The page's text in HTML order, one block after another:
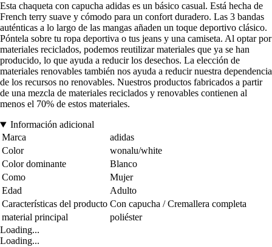
Esta chaqueta con capucha adidas es un básico casual. Está hecha de
French terry suave y cómodo para un confort duradero. Las 3 bandas
auténticas a lo largo de las mangas añaden un toque deportivo clásico.
Póntela sobre tu ropa deportiva o tus jeans y una camiseta. Al optar por
materiales reciclados, podemos reutilizar materiales que ya se han
producido, lo que ayuda a reducir los desechos. La elección de
materiales renovables también nos ayuda a reducir nuestra dependencia
de los recursos no renovables. Nuestros productos fabricados a partir
de una mezcla de materiales reciclados y renovables contienen al
menos el 70% de estos materiales.
Información adicional
Marca
adidas
Color
wonalu/white
Color dominante
Blanco
Como
Mujer
Edad
Adulto
Características del producto Con capucha / Cremallera completa
material principal
poliéster
Loading...
Loading...